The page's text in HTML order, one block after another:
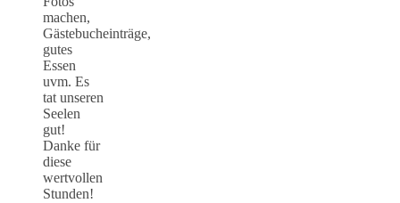
machen,
Gästebucheinträge,
gutes
Essen
uvm. Es
tat unseren
Seelen
gut!
Danke für
diese
wertvollen
Stunden!